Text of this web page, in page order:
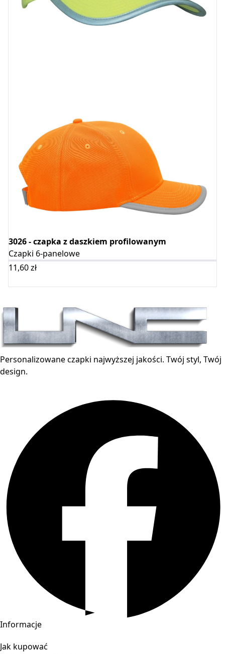
3026 - czapka z daszkiem profilowanym
Czapki 6-panelowe
11,60zł
Personalizowane czapki najwyższej jakości. Twój styl, Twój
design.
Informacje
Jak kupować